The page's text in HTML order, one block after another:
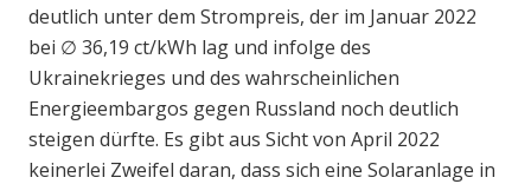
deutlich unter dem Strompreis, der im Januar 2022
bei ∅ 36,19 ct/kWh lag und infolge des
Ukrainekrieges und des wahrscheinlichen
Energieembargos gegen Russland noch deutlich
steigen dürfte. Es gibt aus Sicht von April 2022
keinerlei Zweifel daran, dass sich eine Solaranlage in